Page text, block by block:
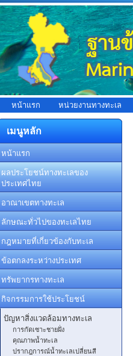
หน้าแรก หน่วยงานทางทะเล
เมนูหลัก
หน้าแรก
ผลประโยชน์ทางทะเลของ
ประเทศไทย
อาณาเขตทางทะเล
ลักษณะทั่วไปของทะเลไทย
กฎหมายที่เกี่ยวข้องกับทะเล
ข้อตกลงระหว่างประเทศ
ทรัพยากรทางทะเล
กิจกรรมการใช้ประโยชน์
ปัญหาสิ่งแวดล้อมทางทะเล
การกัดเซาะชายฝั่ง
คุณภาพน้ำทะเล
ปรากฎการณ์น้ำทะเลเปลี่ยนสี